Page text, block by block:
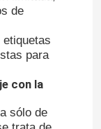
de
para
con la
sólo de